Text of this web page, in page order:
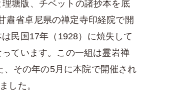
塘版、チベットの諸抄本を底
肅省卓尼県の禅定寺印経院で開
民国17年（1928）に焼失して
ています。この一組は霊岩禅
その年の5月に本院で開催され
した。